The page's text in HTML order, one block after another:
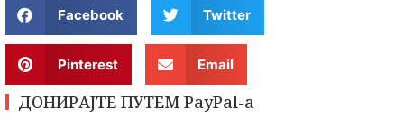
Facebook Twitter
Pinterest Email
ДОНИРАЈТЕ ПУТЕМ PayPal-a